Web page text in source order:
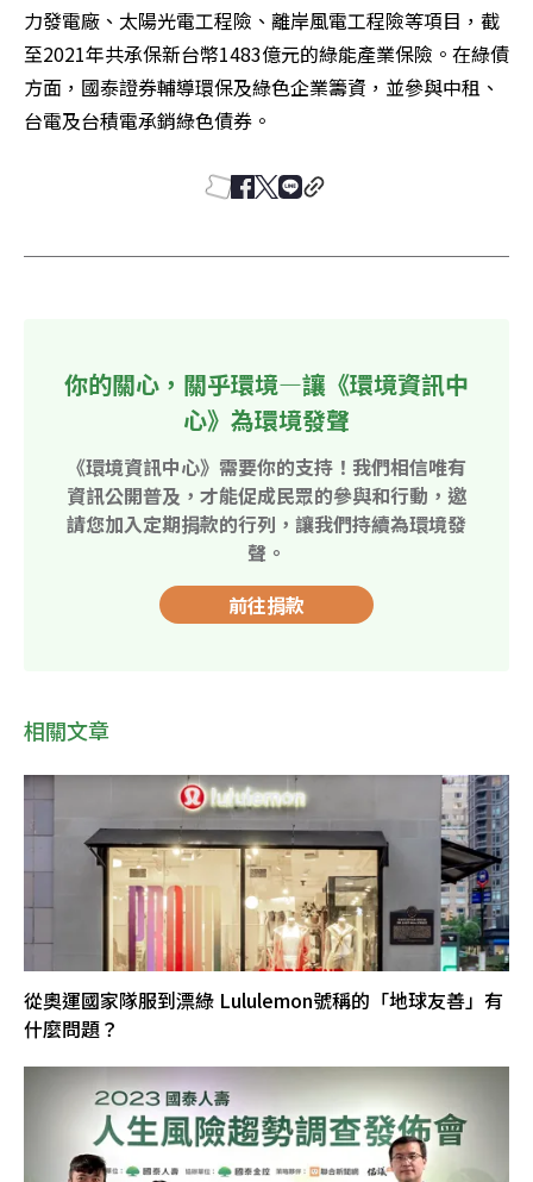
力發電廠、太陽光電工程險、離岸風電工程險等項目，截
至2021年共承保新台幣1483億元的綠能產業保險。在綠債
方面，國泰證券輔導環保及綠色企業籌資，並參與中租、
台電及台積電承銷綠色債券。
你的關心，關乎環境—讓《環境資訊中
心》為環境發聲
《環境資訊中心》需要你的支持！我們相信唯有
資訊公開普及，才能促成民眾的參與和行動，邀
請您加入定期捐款的行列，讓我們持續為環境發
聲。
前往捐款
相關文章
從奧運國家隊服到漂綠 Lululemon號稱的「地球友善」有
什麼問題？